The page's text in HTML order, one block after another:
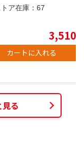
ア在庫： 67
3,510
カートに入れる
る